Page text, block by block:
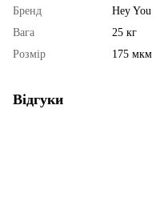
Бренд
Hey You
Вага
25 кг
Розмір
175 мкм
Відгуки